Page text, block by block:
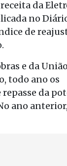
da
no
de
e da
todo ano os
da
ano